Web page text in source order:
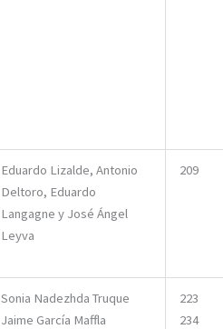
Eduardo Lizalde, Antonio
Deltoro, Eduardo
Langagne y José Ángel
Leyva
209
Sonia Nadezhda Truque
Jaime García Maffla
223
234